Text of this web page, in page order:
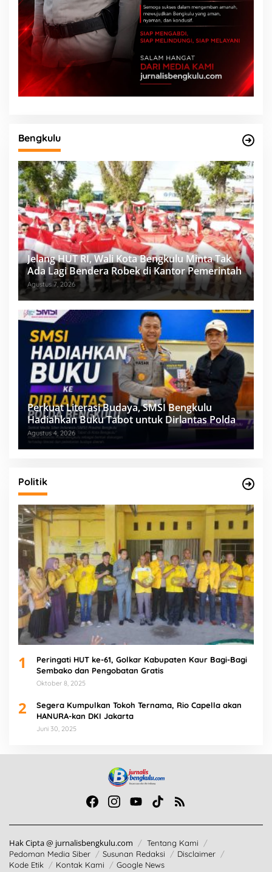
Bengkulu
Jelang HUT RI, Wali Kota Bengkulu Minta Tak
Ada Lagi Bendera Robek di Kantor Pemerintah
Agustus 7, 2026
Perkuat Literasi Budaya, SMSI Bengkulu
Hadiahkan Buku Tabot untuk Dirlantas Polda
Agustus 4, 2026
Politik
1
Peringati HUT ke-61, Golkar Kabupaten Kaur Bagi-Bagi
Sembako dan Pengobatan Gratis
Oktober 8, 2025
2
Segera Kumpulkan Tokoh Ternama, Rio Capella akan
HANURA-kan DKI Jakarta
Juni 30, 2025
Hak Cipta @ jurnalisbengkulu.com
Tentang Kami
Pedoman Media Siber
Susunan Redaksi
Disclaimer
Kode Etik
Kontak Kami Google News